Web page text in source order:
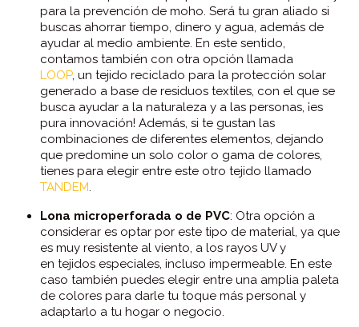
para la prevención de moho. Será tu gran aliado si
buscas ahorrar tiempo, dinero y agua, además de
ayudar al medio ambiente. En este sentido,
contamos también con otra opción llamada
LOOP, un tejido reciclado para la protección solar
generado a base de residuos textiles, con el que se
busca ayudar a la naturaleza y a las personas, ¡es
pura innovación! Además, si te gustan las
combinaciones de diferentes elementos, dejando
que predomine un solo color o gama de colores,
tienes para elegir entre este otro tejido llamado
TANDEM.
Lona microperforada o de PVC: Otra opción a
considerar es optar por este tipo de material, ya que
es muy resistente al viento, a los rayos UV y
en tejidos especiales, incluso impermeable. En este
caso también puedes elegir entre una amplia paleta
de colores para darle tu toque más personal y
adaptarlo a tu hogar o negocio.